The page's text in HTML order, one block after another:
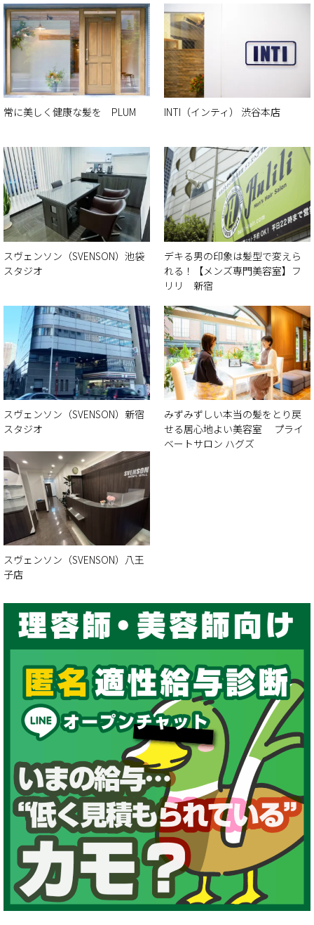
常に美しく健康な髪を PLUM INTI（インティ） 渋谷本店
スヴェンソン（SVENSON）池袋
スタジオ
デキる男の印象は髪型で変えら
れる！【メンズ専門美容室】フ
リリ 新宿
スヴェンソン（SVENSON）新宿
スタジオ
みずみずしい本当の髪をとり戻
せる居心地よい美容室 プライ
ベートサロン ハグズ
スヴェンソン（SVENSON）八王
子店